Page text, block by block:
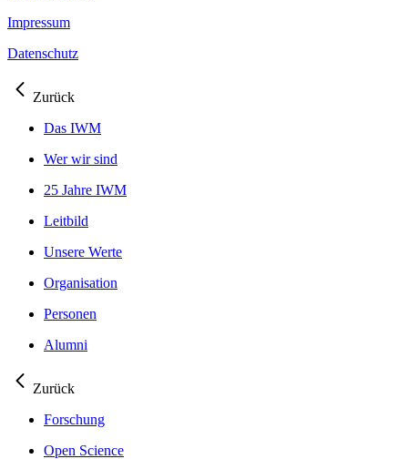
Impressum
Datenschutz
Zurück
Das IWM
Wer wir sind
25 Jahre IWM
Leitbild
Unsere Werte
Organisation
Personen
Alumni
Zurück
Forschung
Open Science